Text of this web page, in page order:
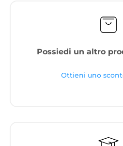
Possiedi un altro
Ottieni uno